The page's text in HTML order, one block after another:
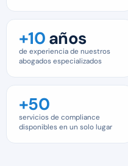
+10 años
de experiencia de nuestros
abogados especializados
+50
servicios de compliance
disponibles en un solo lugar